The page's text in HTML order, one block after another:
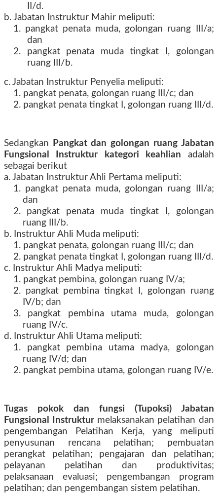
II/d.
b. Jabatan Instruktur Mahir meliputi:
1. pangkat penata muda, golongan ruang III/a;
dan
2. pangkat penata muda tingkat I, golongan
ruang III/b.
c. Jabatan Instruktur Penyelia meliputi:
1. pangkat penata, golongan ruang III/c; dan
2. pangkat penata tingkat I, golongan ruang III/d.
Sedangkan
Pangkat dan golongan ruang Jabatan
Fungsional Instruktur kategori keahlian adalah
sebagai berikut
a. Jabatan Instruktur Ahli Pertama meliputi:
1. pangkat penata muda, golongan ruang III/a;
dan
2. pangkat penata muda tingkat I, golongan
ruang III/b.
b. Instruktur Ahli Muda meliputi:
1. pangkat penata, golongan ruang III/c; dan
2. pangkat penata tingkat I, golongan ruang III/d.
c. Instruktur Ahli Madya meliputi:
1. pangkat pembina, golongan ruang IV/a;
2. pangkat pembina tingkat I, golongan ruang
IV/b; dan
3. pangkat pembina utama muda, golongan
ruang IV/c.
d. Instruktur Ahli Utama meliputi:
1. pangkat pembina utama madya, golongan
ruang IV/d; dan
2. pangkat pembina utama, golongan ruang IV/e.
Tugas pokok dan fungsi (Tupoksi) Jabatan
Fungsional Instruktur melaksanakan pelatihan dan
pengembangan Pelatihan Kerja, yang meliputi
penyusunan rencana pelatihan; pembuatan
perangkat pelatihan; pengajaran dan pelatihan;
pelayanan pelatihan dan produktivitas;
pelaksanaan evaluasi; pengembangan program
pelatihan; dan pengembangan sistem pelatihan.